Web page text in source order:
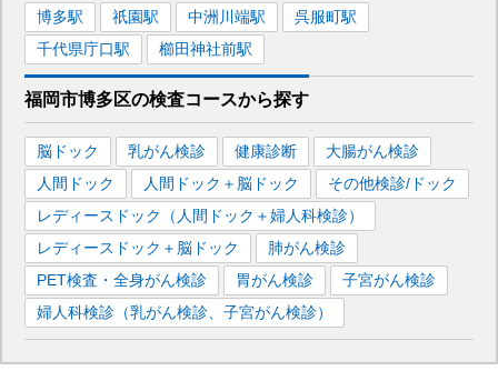
博多駅 祇園駅 中洲川端駅 呉服町駅
千代県庁口駅 櫛田神社前駅
福岡市博多区の検査コースから探す
脳ドック 乳がん検診 健康診断
大腸がん検診
人間ドック
人間ドック＋脳ドック
その他検診/ドック
レディースドック（人間ドック＋婦人科検診）
レディースドック＋脳ドック
肺がん検診
PET検査・全身がん検診
胃がん検診
子宮がん検診
婦人科検診（乳がん検診、子宮がん検診）